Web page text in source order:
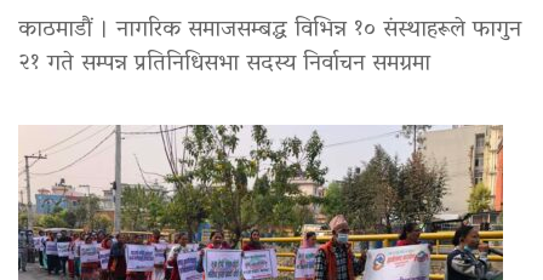
काठमाडौं । नागरिक समाजसम्बद्ध विभिन्न १० संस्थाहरूले फागुन
२१ गते सम्पन्न प्रतिनिधिसभा सदस्य निर्वाचन समग्रमा